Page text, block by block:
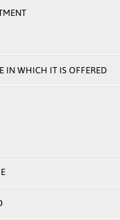
IN WHICH IT IS OFFERED